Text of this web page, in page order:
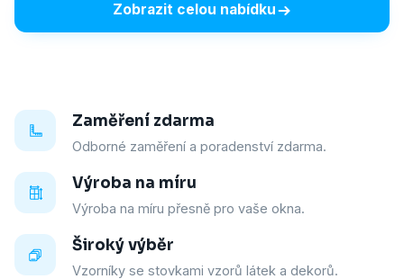
Zobrazit celou nabídku
Zaměření zdarma
Odborné zaměření a poradenství zdarma.
Výroba na míru
Výroba na míru přesně pro vaše okna.
Široký výběr
Vzorníky se stovkami vzorů látek a dekorů.